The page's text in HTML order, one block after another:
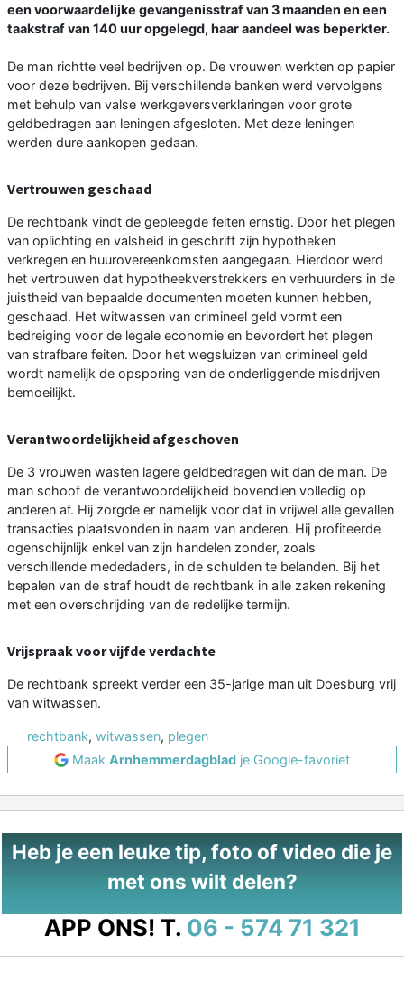
een voorwaardelijke gevangenisstraf van 3 maanden en een
taakstraf van 140 uur opgelegd, haar aandeel was beperkter.
De man richtte veel bedrijven op. De vrouwen werkten op papier
voor deze bedrijven. Bij verschillende banken werd vervolgens
met behulp van valse werkgeversverklaringen voor grote
geldbedragen aan leningen afgesloten. Met deze leningen
werden dure aankopen gedaan.
Vertrouwen geschaad
De rechtbank vindt de gepleegde feiten ernstig. Door het plegen
van oplichting en valsheid in geschrift zijn hypotheken
verkregen en huurovereenkomsten aangegaan. Hierdoor werd
het vertrouwen dat hypotheekverstrekkers en verhuurders in de
juistheid van bepaalde documenten moeten kunnen hebben,
geschaad. Het witwassen van crimineel geld vormt een
bedreiging voor de legale economie en bevordert het plegen
van strafbare feiten. Door het wegsluizen van crimineel geld
wordt namelijk de opsporing van de onderliggende misdrijven
bemoeilijkt.
Verantwoordelijkheid afgeschoven
De 3 vrouwen wasten lagere geldbedragen wit dan de man. De
man schoof de verantwoordelijkheid bovendien volledig op
anderen af. Hij zorgde er namelijk voor dat in vrijwel alle gevallen
transacties plaatsvonden in naam van anderen. Hij profiteerde
ogenschijnlijk enkel van zijn handelen zonder, zoals
verschillende mededaders, in de schulden te belanden. Bij het
bepalen van de straf houdt de rechtbank in alle zaken rekening
met een overschrijding van de redelijke termijn.
Vrijspraak voor vijfde verdachte
De rechtbank spreekt verder een 35-jarige man uit Doesburg vrij
van witwassen.
rechtbank, witwassen, plegen
Maak Arnhemmerdagblad je Google-favoriet
Heb je een leuke tip, foto of video die je
met ons wilt delen?
APP ONS! T. 06 - 574 71 321